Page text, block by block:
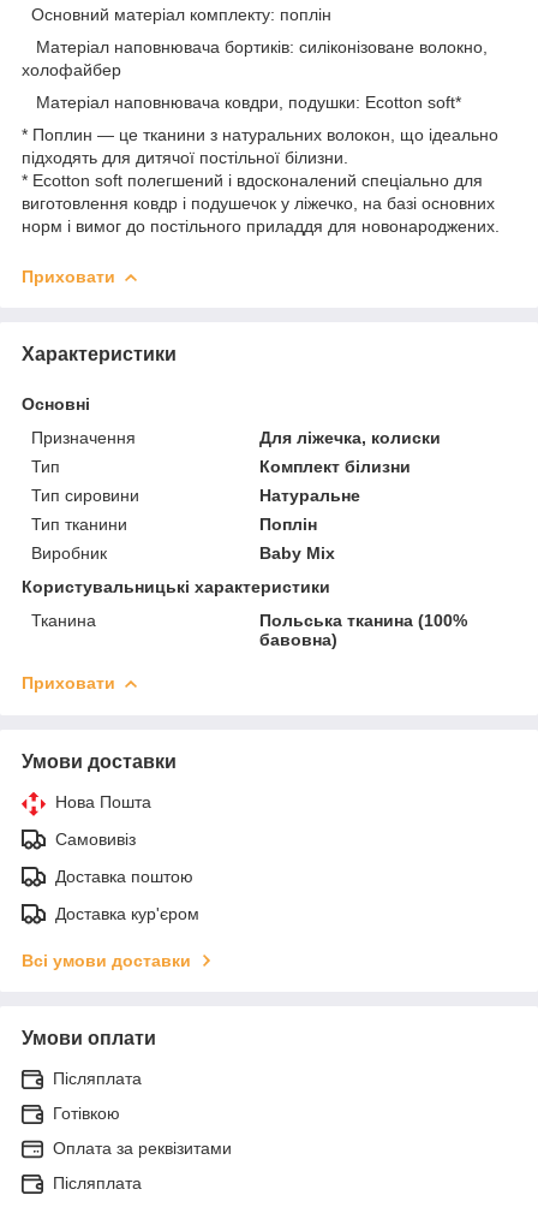
Основний матеріал комплекту: поплін
Матеріал наповнювача бортиків: силіконізоване волокно,
холофайбер
Матеріал наповнювача ковдри, подушки: Ecotton soft*
* Поплин — це тканини з натуральних волокон, що ідеально
підходять для дитячої постільної білизни.
* Ecotton soft полегшений і вдосконалений спеціально для
виготовлення ковдр і подушечок у ліжечко, на базі основних
норм і вимог до постільного приладдя для новонароджених.
Приховати
Характеристики
Основні
Призначення
Для ліжечка, колиски
Тип
Комплект білизни
Тип сировини
Натуральне
Тип тканини
Поплін
Виробник
Baby Mix
Користувальницькі характеристики
Тканина
Польська тканина (100%
бавовна)
Приховати
Умови доставки
Нова Пошта
Самовивіз
Доставка поштою
Доставка кур'єром
Всі умови доставки
Умови оплати
Післяплата
Готівкою
Оплата за реквізитами
Післяплата